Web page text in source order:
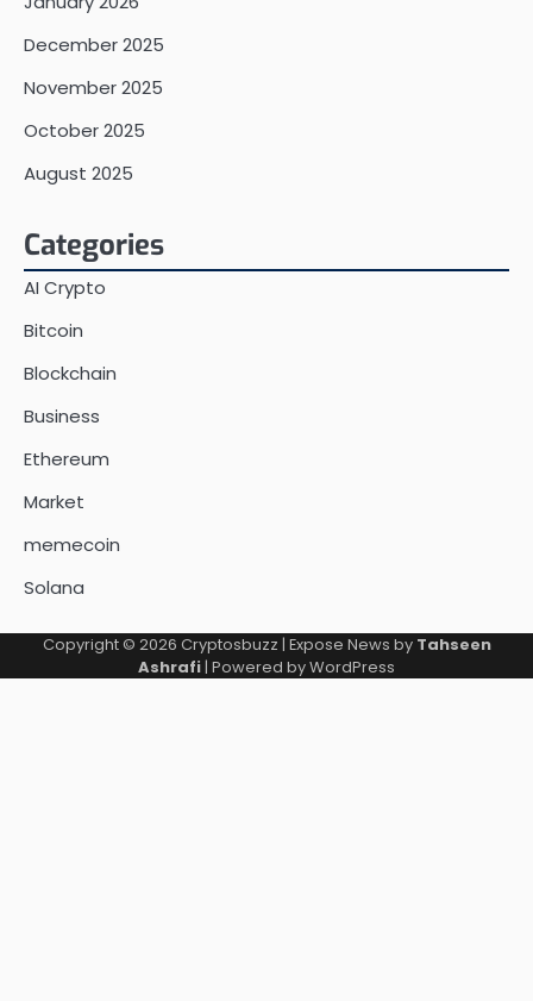
December 2025
November 2025
October 2025
August 2025
Categories
AI Crypto
Bitcoin
Blockchain
Business
Ethereum
Market
memecoin
Solana
Copyright © 2026 Cryptosbuzz | Expose News by Tahseen
Ashrafi| Powered byWordPress